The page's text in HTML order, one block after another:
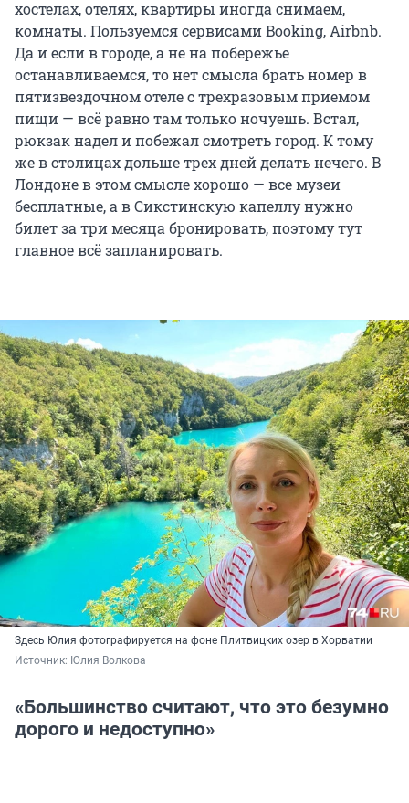
хостелах, отелях, квартиры иногда снимаем,
комнаты. Пользуемся сервисами Booking, Airbnb.
Да и если в городе, а не на побережье
останавливаемся, то нет смысла брать номер в
пятизвездочном отеле с трехразовым приемом
пищи — всё равно там только ночуешь. Встал,
рюкзак надел и побежал смотреть город. К тому
же в столицах дольше трех дней делать нечего. В
Лондоне в этом смысле хорошо — все музеи
бесплатные, а в Сикстинскую капеллу нужно
билет за три месяца бронировать, поэтому тут
главное всё запланировать.
Здесь Юлия фотографируется на фоне Плитвицких озер в Хорватии
Источник: Юлия Волкова
«Большинство считают, что это безумно
дорого и недоступно»